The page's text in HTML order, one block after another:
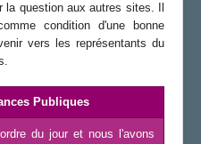
question aux autres sites. Il
condition d'une bonne
vers les représentants du
Publiques
du jour et nous l'avons